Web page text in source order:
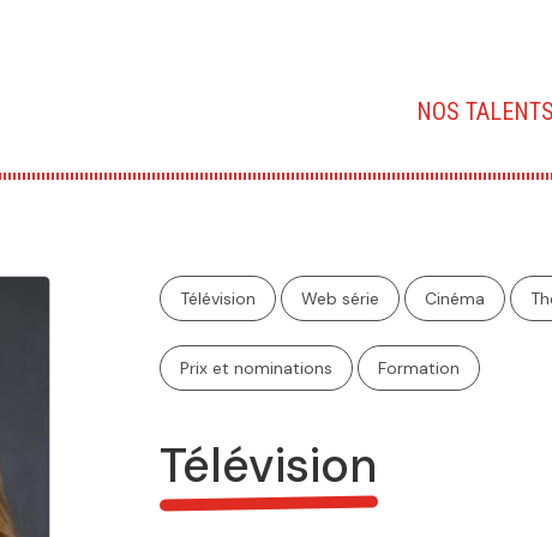
NOS TALENTS
Télévision Web série Cinéma
Prix et nominations Formation
Télévision